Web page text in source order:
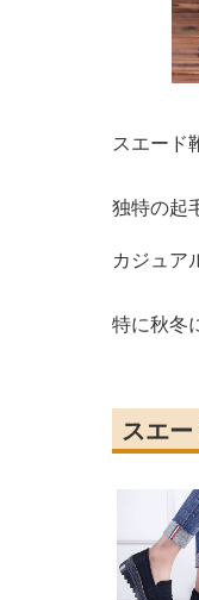
スエード
独特の起
カジュア
特に秋冬
スエ